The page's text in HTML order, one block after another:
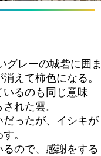
グレーの城砦に囲
えて柿色になる。
るのも同じ意味
れた雲。
ったが、イシキが
。
ので、感謝をする